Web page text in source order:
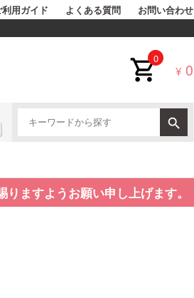
利用ガイド よくある質問 お問い合わせ
0
¥ 0
ますようお願い申し上げます。